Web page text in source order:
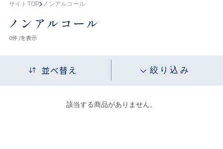
サイトTOP ノンアルコール
ノンアルコール
0件 /を表示
並べ替え 絞り込み
該当する商品がありません。